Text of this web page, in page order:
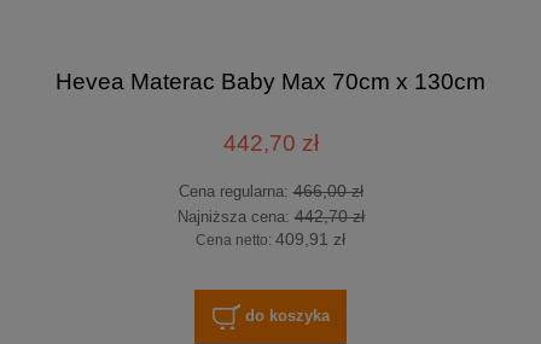
Hevea Materac Baby Max 70cm x 130cm
442,70 zł
Cena regularna:466,00 zł
Najniższa cena:442,70 zł
Cena netto: 409,91 zł
do koszyka